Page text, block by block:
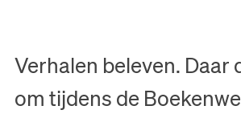
Verhalen beleven. Daar
om tijdens de